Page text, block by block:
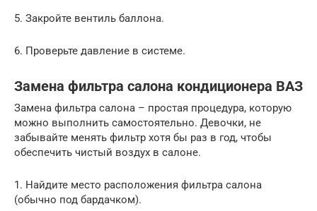
5. Закройте вентиль баллона.
6. Проверьте давление в системе.
Замена фильтра салона кондиционера ВАЗ
Замена фильтра салона – простая процедура, которую
можно выполнить самостоятельно. Девочки, не
забывайте менять фильтр хотя бы раз в год, чтобы
обеспечить чистый воздух в салоне.
1. Найдите место расположения фильтра салона
(обычно под бардачком).